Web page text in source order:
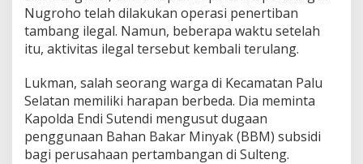
Nugroho telah dilakukan operasi penertiban
tambang ilegal. Namun, beberapa waktu setelah
itu, aktivitas ilegal tersebut kembali terulang.
Lukman, salah seorang warga di Kecamatan Palu
Selatan memiliki harapan berbeda. Dia meminta
Kapolda Endi Sutendi mengusut dugaan
penggunaan Bahan Bakar Minyak (BBM) subsidi
bagi perusahaan pertambangan di Sulteng.